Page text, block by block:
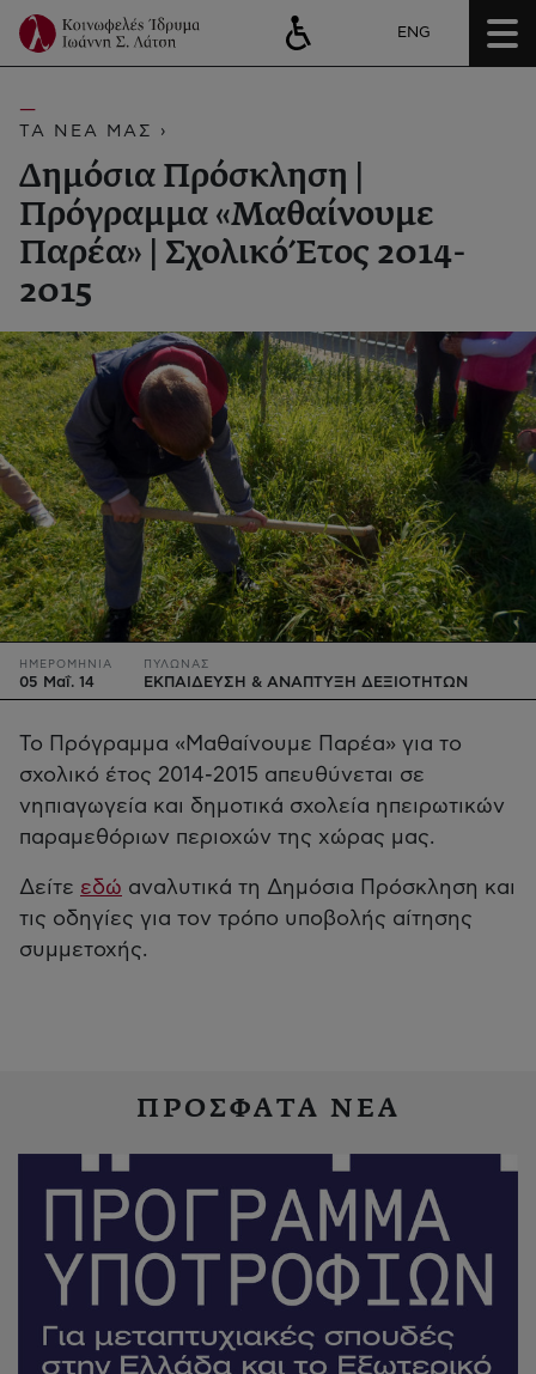
ENG
ΤΑ ΝΕΑ ΜΑΣ ›
Δημόσια Πρόσκληση |
Πρόγραμμα «Μαθαίνουμε
Παρέα» | Σχολικό Έτος 2014-
2015
ΗΜΕΡΟΜΗΝΙΑ
05 Μαΐ. 14
ΠΥΛΩΝΑΣ
ΕΚΠΑΙΔΕΥΣΗ & ΑΝΑΠΤΥΞΗ ΔΕΞΙΟΤΗΤΩΝ
Το Πρόγραμμα «Μαθαίνουμε Παρέα» για το
σχολικό έτος 2014-2015 απευθύνεται σε
νηπιαγωγεία και δημοτικά σχολεία ηπειρωτικών
παραμεθόριων περιοχών της χώρας μας.
Δείτε εδώ αναλυτικά τη Δημόσια Πρόσκληση και
τις οδηγίες για τον τρόπο υποβολής αίτησης
συμμετοχής.
ΠΡΟΣΦΑΤΑ ΝΕΑ